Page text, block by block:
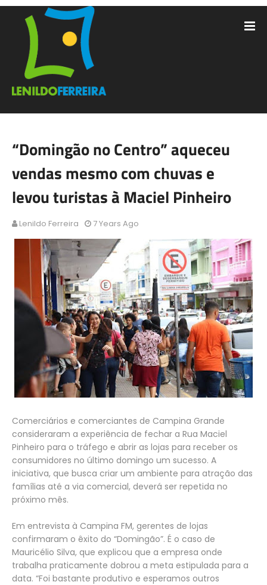
“Domingão no Centro” aqueceu
vendas mesmo com chuvas e
levou turistas à Maciel Pinheiro
Lenildo Ferreira 7 Years Ago
Comerciários e comerciantes de Campina Grande
consideraram a experiência de fechar a Rua Maciel
Pinheiro para o tráfego e abrir as lojas para receber os
consumidores no último domingo um sucesso. A
iniciativa, que busca criar um ambiente para atração das
famílias até a via comercial, deverá ser repetida no
próximo mês.
Em entrevista à Campina FM, gerentes de lojas
confirmaram o êxito do “Domingão”. É o caso de
Mauricélio Silva, que explicou que a empresa onde
trabalha praticamente dobrou a meta estipulada para a
data. “Foi bastante produtivo e esperamos outros